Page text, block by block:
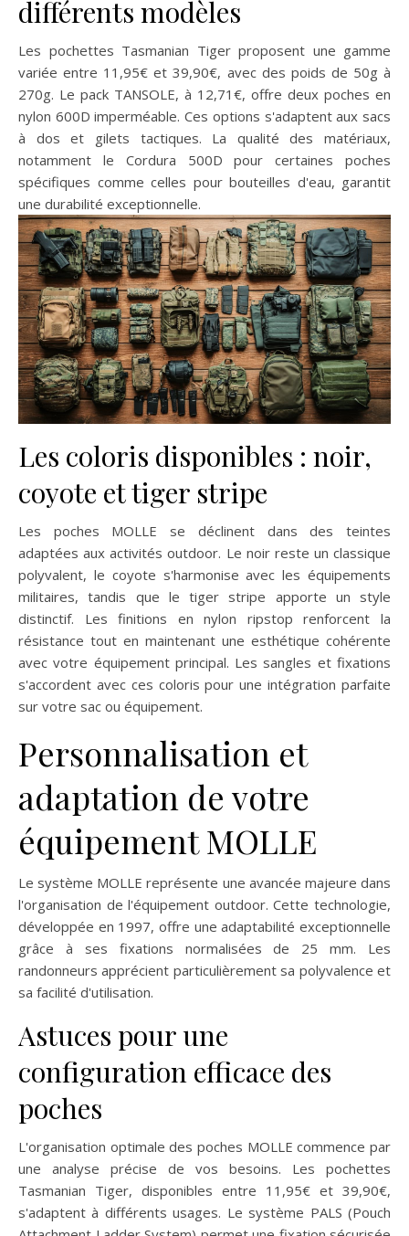
différents modèles
Les pochettes Tasmanian Tiger proposent une gamme
variée entre 11,95€ et 39,90€, avec des poids de 50g à
270g. Le pack TANSOLE, à 12,71€, offre deux poches en
nylon 600D imperméable. Ces options s'adaptent aux sacs
à dos et gilets tactiques. La qualité des matériaux,
notamment le Cordura 500D pour certaines poches
spécifiques comme celles pour bouteilles d'eau, garantit
une durabilité exceptionnelle.
Les coloris disponibles : noir,
coyote et tiger stripe
Les poches MOLLE se déclinent dans des teintes
adaptées aux activités outdoor. Le noir reste un classique
polyvalent, le coyote s'harmonise avec les équipements
militaires, tandis que le tiger stripe apporte un style
distinctif. Les finitions en nylon ripstop renforcent la
résistance tout en maintenant une esthétique cohérente
avec votre équipement principal. Les sangles et fixations
s'accordent avec ces coloris pour une intégration parfaite
sur votre sac ou équipement.
Personnalisation et
adaptation de votre
équipement MOLLE
Le système MOLLE représente une avancée majeure dans
l'organisation de l'équipement outdoor. Cette technologie,
développée en 1997, offre une adaptabilité exceptionnelle
grâce à ses fixations normalisées de 25 mm. Les
randonneurs apprécient particulièrement sa polyvalence et
sa facilité d'utilisation.
Astuces pour une
configuration efficace des
poches
L'organisation optimale des poches MOLLE commence par
une analyse précise de vos besoins. Les pochettes
Tasmanian Tiger, disponibles entre 11,95€ et 39,90€,
s'adaptent à différents usages. Le système PALS (Pouch